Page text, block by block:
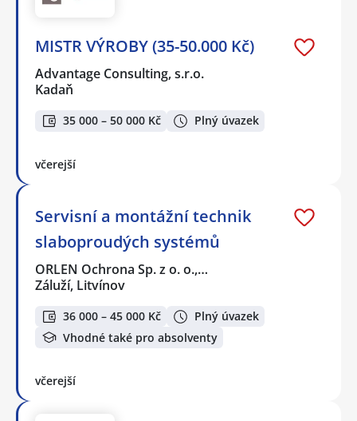
MISTR VÝROBY (35-50.000 Kč)
Advantage Consulting, s.r.o.
Kadaň
35 000 – 50 000 Kč Plný úvazek
včerejší
Servisní a montážní technik
slaboproudých systémů
ORLEN Ochrona Sp. z o. o.,…
Záluží, Litvínov
36 000 – 45 000 Kč
Plný úvazek
Vhodné také pro absolventy
včerejší